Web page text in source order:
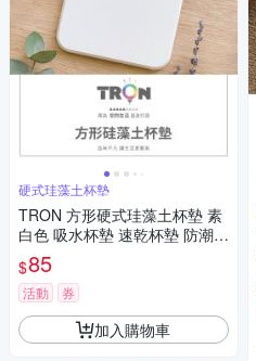
硬式珪藻土杯墊
TRON 方形硬式珪藻土杯墊 素
白色 吸水杯墊 速乾杯墊 防潮杯
墊
$85
活動 券
加入購物車